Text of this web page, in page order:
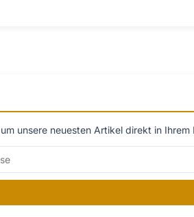
unsere neuesten Artikel direkt in